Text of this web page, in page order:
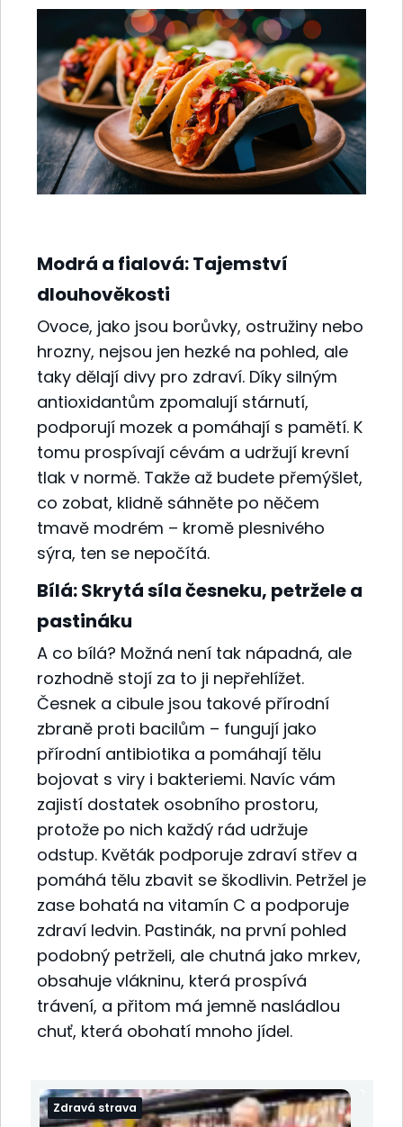
Modrá a fialová: Tajemství
dlouhověkosti
Ovoce, jako jsou borůvky, ostružiny nebo
hrozny, nejsou jen hezké na pohled, ale
taky dělají divy pro zdraví. Díky silným
antioxidantům zpomalují stárnutí,
podporují mozek a pomáhají s pamětí. K
tomu prospívají cévám a udržují krevní
tlak v normě. Takže až budete přemýšlet,
co zobat, klidně sáhněte po něčem
tmavě modrém – kromě plesnivého
sýra, ten se nepočítá.
Bílá: Skrytá síla česneku, petržele a
pastináku
A co bílá? Možná není tak nápadná, ale
rozhodně stojí za to ji nepřehlížet.
Česnek a cibule jsou takové přírodní
zbraně proti bacilům – fungují jako
přírodní antibiotika a pomáhají tělu
bojovat s viry i bakteriemi. Navíc vám
zajistí dostatek osobního prostoru,
protože po nich každý rád udržuje
odstup. Květák podporuje zdraví střev a
pomáhá tělu zbavit se škodlivin. Petržel je
zase bohatá na vitamín C a podporuje
zdraví ledvin. Pastinák, na první pohled
podobný petrželi, ale chutná jako mrkev,
obsahuje vlákninu, která prospívá
trávení, a přitom má jemně nasládlou
chuť, která obohatí mnoho jídel.
Zdravá strava